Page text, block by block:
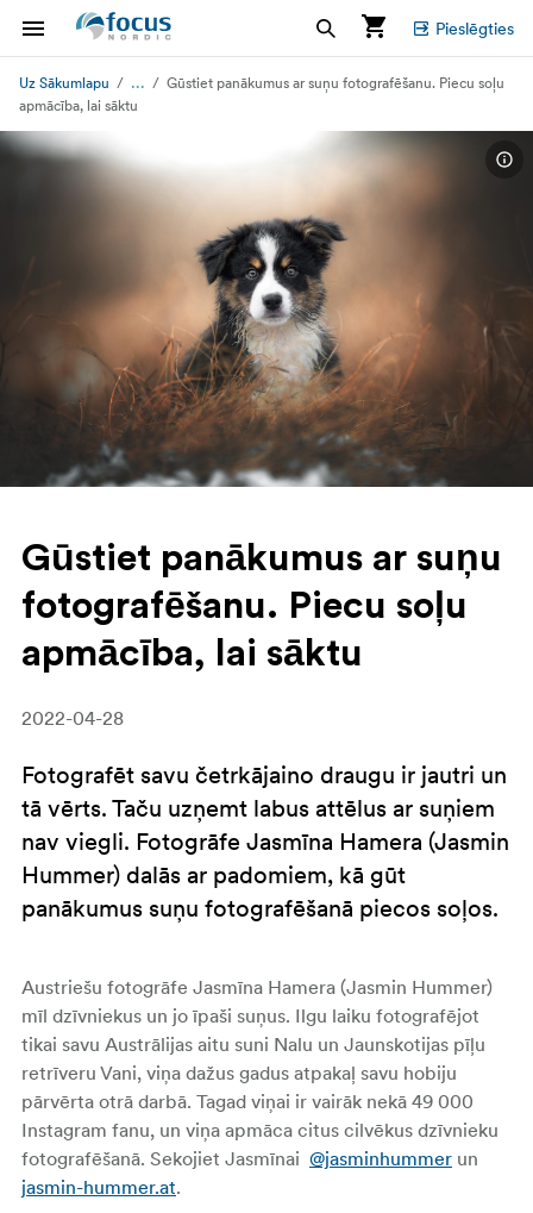
Pieslēgties
Uz Sākumlapu ...
Gūstiet panākumus ar suņu fotografēšanu. Piecu soļu
apmācība, lai sāktu
Gūstiet panākumus ar suņu
fotografēšanu. Piecu soļu
apmācība, lai sāktu
2022-04-28
Fotografēt savu četrkājaino draugu ir jautri un
tā vērts. Taču uzņemt labus attēlus ar suņiem
nav viegli. Fotogrāfe Jasmīna Hamera (Jasmin
Hummer) dalās ar padomiem, kā gūt
panākumus suņu fotografēšanā piecos soļos.
Austriešu fotogrāfe Jasmīna Hamera (Jasmin Hummer)
mīl dzīvniekus un jo īpaši suņus. Ilgu laiku fotografējot
tikai savu Austrālijas aitu suni Nalu un Jaunskotijas pīļu
retrīveru Vani, viņa dažus gadus atpakaļ savu hobiju
pārvērta otrā darbā. Tagad viņai ir vairāk nekā 49 000
Instagram fanu, un viņa apmāca citus cilvēkus dzīvnieku
fotografēšanā. Sekojiet Jasmīnai @jasminhummer un
jasmin-hummer.at.